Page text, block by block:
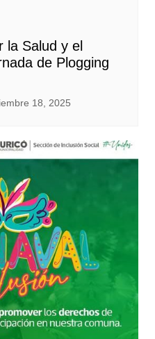
la Salud y el
de Plogging
18, 2025